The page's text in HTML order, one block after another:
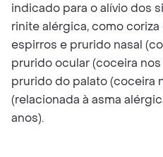
indicado para o alívio dos
rinite alérgica, como
espirros e prurido nasal
prurido ocular (coceira
prurido do palato (coceira
(relacionada à asma
anos).